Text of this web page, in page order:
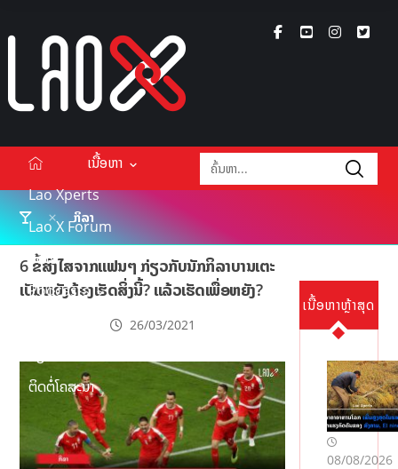
ເນື້ອຫາ
Lao Xperts
Lao X Forum
ວິດີໂອ
Podcasts
ຕິດຕໍ່ໂຄສະນາ
ກິລາ
6 ຂໍ້ສົງໄສຈາກແຟນໆ ກ່ຽວກັບນັກກິລາບານເຕະ
ເປັນຫຍັງຕ້ອງເຮັດສິ່ງນີ້? ແລ້ວເຮັດເພື່ອຫຍັງ?
26/03/2021
ເນື້ອຫາຫຼ້າສຸດ
08/08/2026